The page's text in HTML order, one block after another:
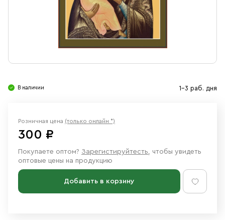
Ювелирные изделия
В наличии 1-3 раб. дня
Розничная цена (только онлайн *)
300 ₽
Покупаете оптом? Зарегистируйтесть, чтобы увидеть
оптовые цены на продукцию
Добавить в корзину